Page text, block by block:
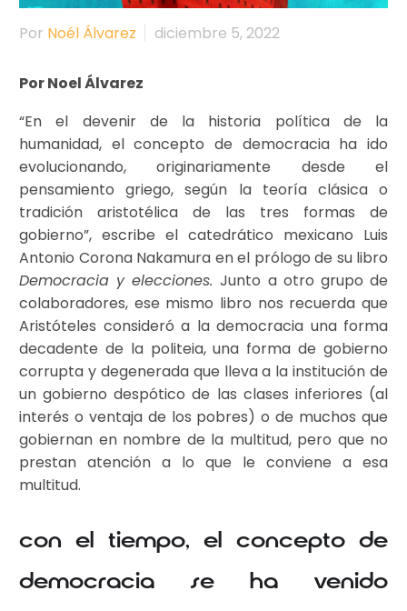
Por Noél Álvarez diciembre 5, 2022
Por Noel Álvarez
“En el devenir de la historia política de la
humanidad, el concepto de democracia ha ido
evolucionando, originariamente desde el
pensamiento griego, según la teoría clásica o
tradición aristotélica de las tres formas de
gobierno”, escribe el catedrático mexicano Luis
Antonio Corona Nakamura en el prólogo de su libro
Democracia y elecciones.Junto a otro grupo de
colaboradores, ese mismo libro nos recuerda que
Aristóteles consideró a la democracia una forma
decadente de la politeia, una forma de gobierno
corrupta y degenerada que lleva a la institución de
un gobierno despótico de las clases inferiores (al
interés o ventaja de los pobres) o de muchos que
gobiernan en nombre de la multitud, pero que no
prestan atención a lo que le conviene a esa
multitud.
Con el tiempo, el concepto de
democracia se ha venido